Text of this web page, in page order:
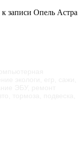
к записи Опель